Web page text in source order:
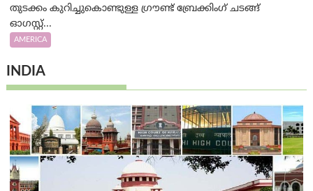
തുടക്കം കുറിച്ചുകൊണ്ടുള്ള ഗ്രൗണ്ട് ബ്രേക്കിംഗ് ചടങ്ങ്
ഓഗസ്റ്റ്...
AMERICA
INDIA